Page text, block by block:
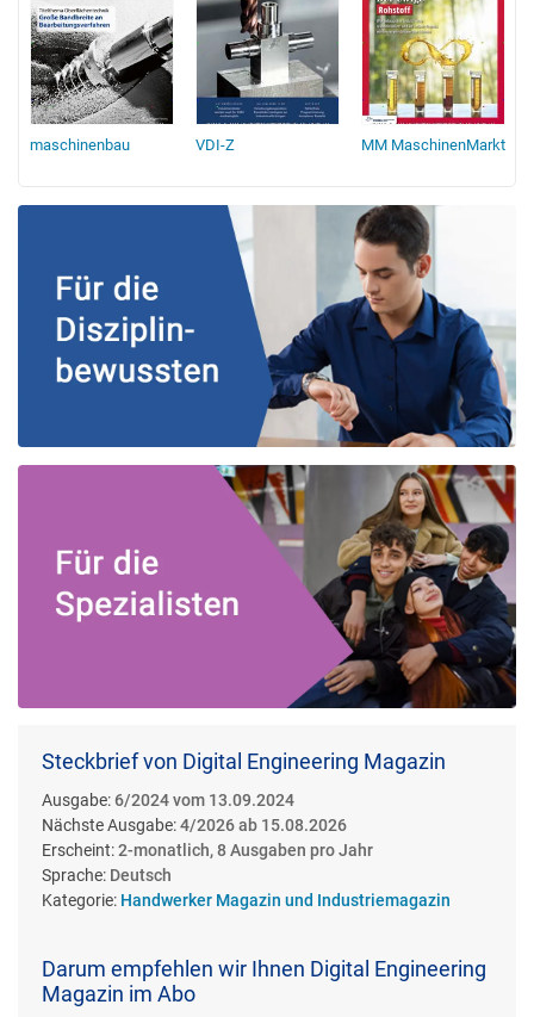
maschinenbau VDI-Z MM MaschinenMarkt
Steckbrief von Digital Engineering Magazin
Ausgabe:6/2024 vom 13.09.2024
Nächste Ausgabe:4/2026 ab 15.08.2026
Erscheint:2-monatlich, 8 Ausgaben pro Jahr
Sprache: Deutsch
Kategorie: Handwerker Magazin und Industriemagazin
Darum empfehlen wir Ihnen Digital Engineering
Magazin im Abo